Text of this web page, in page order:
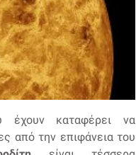
έχουν καταφέρει να
από την επιφάνεια του